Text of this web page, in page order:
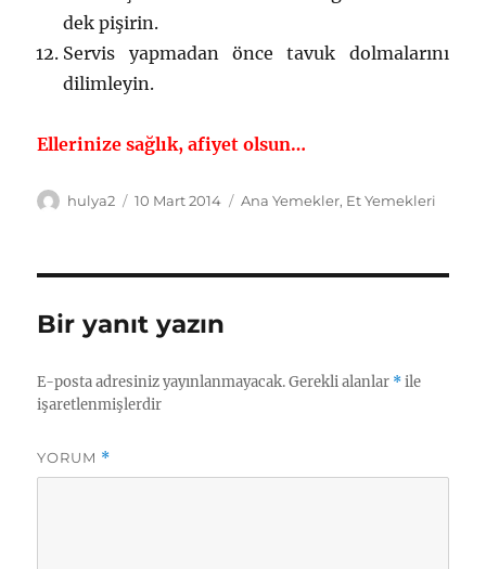
dek pişirin.
Servis yapmadan önce tavuk dolmalarını
dilimleyin.
Ellerinize sağlık, afiyet olsun…
Yazar
hulya2
Yayın
10 Mart 2014 Kategoriler
Ana Yemekler, Et Yemekleri
Bir yanıt yazın
E-posta adresiniz yayınlanmayacak. Gerekli alanlar *ile
işaretlenmişlerdir
YORUM *